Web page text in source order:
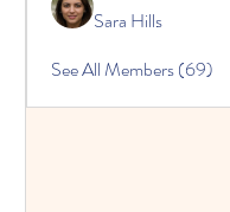
Sara Hills
See All Members (69)